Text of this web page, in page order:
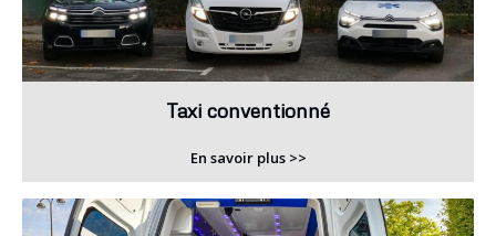
Taxi conventionné
En savoir plus >>